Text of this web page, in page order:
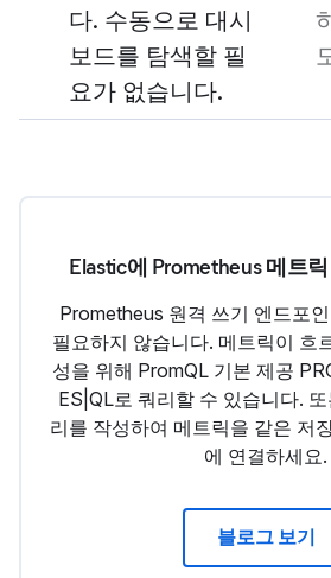
다. 수동으로 대시
보드를 탐색할 필
요가 없습니다.
Elastic에 Prometheus 메트
Prometheus 원격 쓰기 엔드포
필요하지 않습니다. 메트릭이 흐
성을 위해 PromQL 기본 제공
ES|QL로 쿼리할 수 있습니다.
리를 작성하여 메트릭을 같은 저
에 연결하세요.
블로그 보기